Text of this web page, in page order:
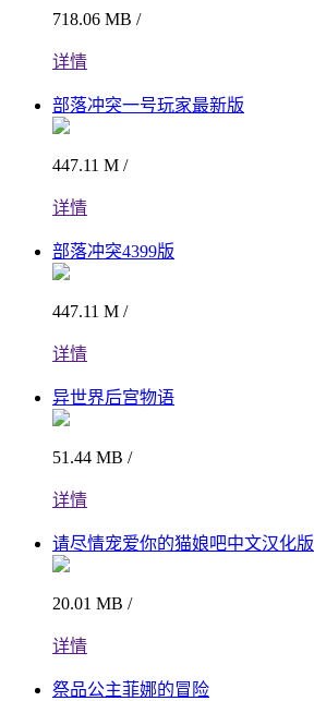
718.06 MB /
详情
部落冲突一号玩家最新版
447.11 M /
详情
部落冲突4399版
447.11 M /
详情
异世界后宫物语
51.44 MB /
详情
请尽情宠爱你的猫娘吧中文汉化版
20.01 MB /
详情
祭品公主菲娜的冒险